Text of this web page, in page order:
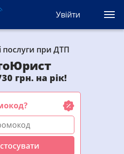
Увійти
Ua RuEn
грн. на рік!
при ДТП